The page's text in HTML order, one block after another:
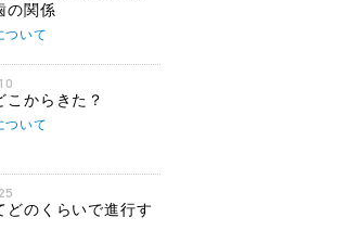
の関係
ついて
こからきた？
ついて
どのくらいで進行す